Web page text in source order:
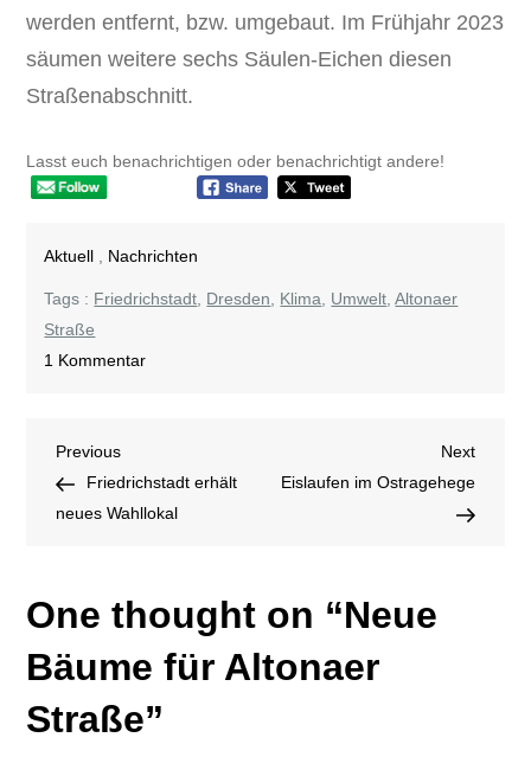
werden entfernt, bzw. umgebaut. Im Frühjahr 2023
säumen weitere sechs Säulen-Eichen diesen
Straßenabschnitt.
Lasst euch benachrichtigen oder benachrichtigt andere!
Aktuell , Nachrichten
Tags : Friedrichstadt, Dresden, Klima, Umwelt,Altonaer
Straße
1 Kommentarzu
Altonaer
Straße
Beitragsnavigation
Previous
Post
Previous
Friedrichstadt erhält
neues Wahllokal
Next
Post
Next
Eislaufen im Ostragehege
One thought on “Neue
Bäume für Altonaer
Straße”